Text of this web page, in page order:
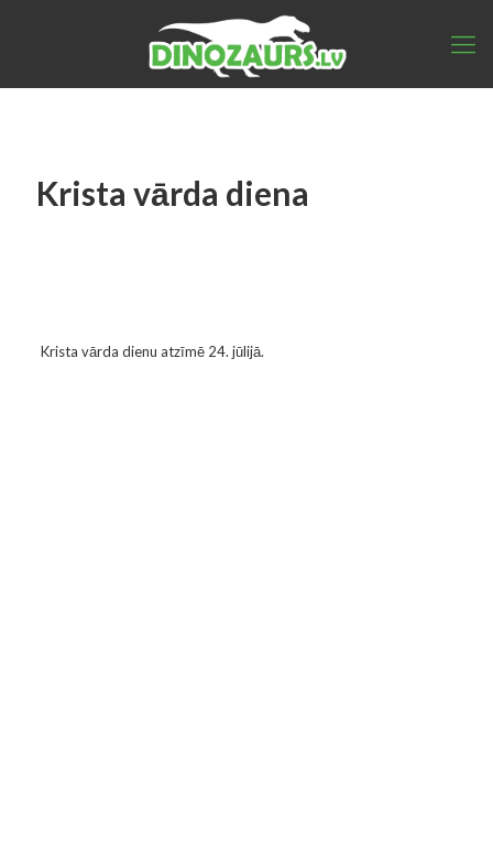
Krista vārda diena
Krista vārda dienu atzīmē 24. jūlijā.